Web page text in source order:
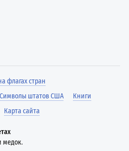
флагах стран
Символы штатов США
Книги
Карта сайта
медок.